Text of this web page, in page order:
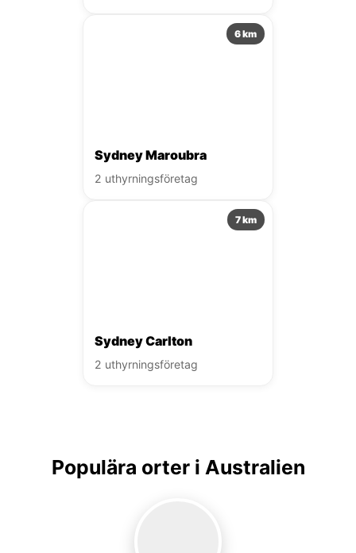
6 km
Sydney Maroubra
2 uthyrningsföretag
7 km
Sydney Carlton
2 uthyrningsföretag
Populära orter i Australien